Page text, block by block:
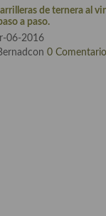
de ternera al
a paso.
06-2016
0